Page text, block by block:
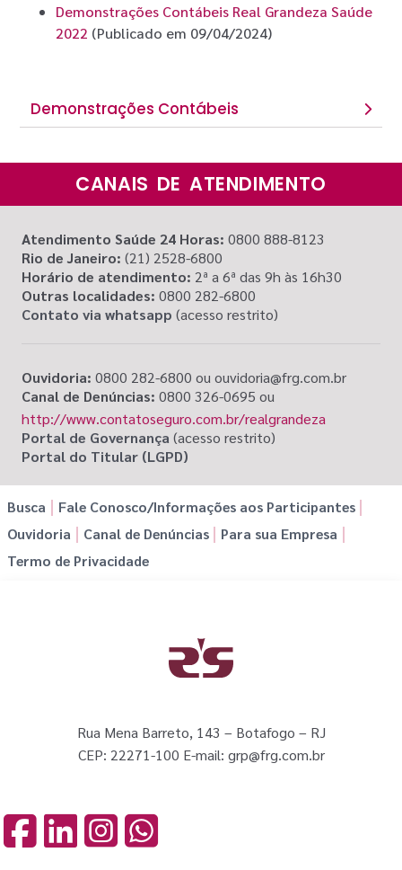
Demonstrações Contábeis Real Grandeza Saúde
2022 (Publicado em 09/04/2024)
Demonstrações Contábeis
CANAIS DE ATENDIMENTO
Atendimento Saúde 24 Horas: 0800 888-8123
Rio de Janeiro: (21) 2528-6800
Horário de atendimento: 2ª a 6ª das 9h às 16h30
Outras localidades: 0800 282-6800
Contato via whatsapp (acesso restrito)
Ouvidoria: 0800 282-6800 ou ouvidoria@frg.com.br
Canal de Denúncias: 0800 326-0695 ou
http://www.contatoseguro.com.br/realgrandeza
Portal de Governança (acesso restrito)
Portal do Titular (LGPD)
Busca
Fale Conosco/Informações aos Participantes
Ouvidoria
Canal de Denúncias
Para sua Empresa
Termo de Privacidade
Rua Mena Barreto, 143 – Botafogo – RJ
CEP: 22271-100 E-mail: grp@frg.com.br